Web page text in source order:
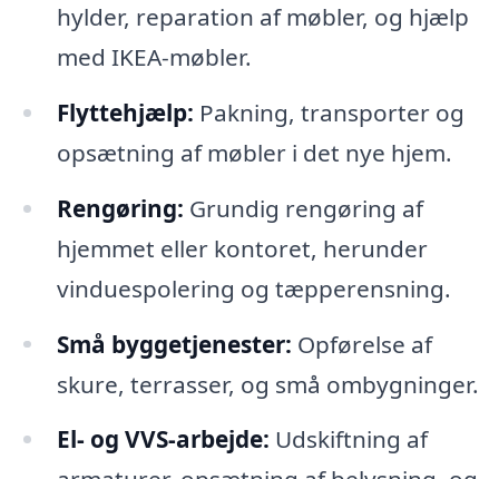
hylder, reparation af møbler, og hjælp
med IKEA-møbler.
Flyttehjælp: Pakning, transporter og
opsætning af møbler i det nye hjem.
Rengøring: Grundig rengøring af
hjemmet eller kontoret, herunder
vinduespolering og tæpperensning.
Små byggetjenester: Opførelse af
skure, terrasser, og små ombygninger.
El- og VVS-arbejde: Udskiftning af